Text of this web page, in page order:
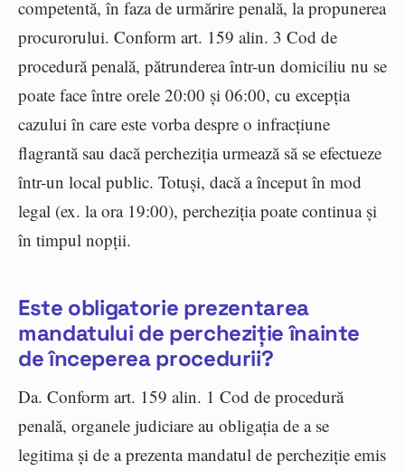
competentă, în faza de urmărire penală, la propunerea
procurorului. Conform art. 159 alin. 3 Cod de
procedură penală, pătrunderea într-un domiciliu nu se
poate face între orele 20:00 și 06:00, cu excepția
cazului în care este vorba despre o infracțiune
flagrantă sau dacă percheziția urmează să se efectueze
într-un local public. Totuși, dacă a început în mod
legal (ex. la ora 19:00), percheziția poate continua și
în timpul nopții.
Este obligatorie prezentarea
mandatului de percheziție înainte
de începerea procedurii?
Da. Conform art. 159 alin. 1 Cod de procedură
penală, organele judiciare au obligația de a se
legitima și de a prezenta mandatul de percheziție emis